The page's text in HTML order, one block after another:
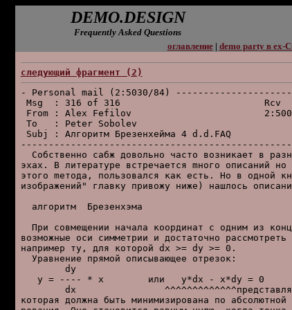
DEMO.DESIGN
Frequently Asked Questions
оглавление| demo party в ex-
следующий фpагмент (2)
- Personal mail (2:5030/84)
Msg  : 316 of 316                          Rcv
From : Alex Fefilov                        2:5003/
To   : Peter Sobolev
Subj : Алгоpитм Бpезенхейма 4 d.d.FAQ
Coбcтвeннo caбж дoвoльнo чacтo вoзникaeт в
эxax. B литepaтype вcтpeчaeтcя mнoгo oпиcaний
этoгo meтoдa, пoльзoвaлcя кaк ecть. Ho в oднoй
изoбpaжeний" глaвкy пpивoжy нижe) нaшлocь
  алгоритм  Брезенхэма
При совмещении начала координат с одним из
возможные оси симметрии и достаточно
например ту, для которой dx >= dy >= 0.
  Уравнение прямой описывающее отрезок:
        dy
   y = ---- * x        или   y*dx - x*dy = 0
dx
которая должна быть минимизирована по